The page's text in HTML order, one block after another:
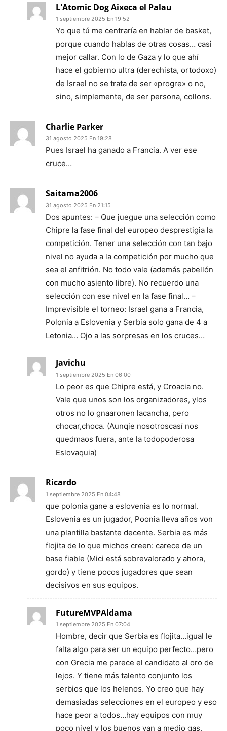
L'Atomic Dog Aixeca el Palau
1 septiembre 2025 En 19:52
Yo que tú me centraría en hablar de basket,
porque cuando hablas de otras cosas… casi
mejor callar. Con lo de Gaza y lo que ahí
hace el gobierno ultra (derechista, ortodoxo)
de Israel no se trata de ser «progre» o no,
sino, simplemente, de ser persona, collons.
Charlie Parker
31 agosto 2025 En 19:28
Pues Israel ha ganado a Francia. A ver ese
cruce…
Saitama2006
31 agosto 2025 En 21:15
Dos apuntes: – Que juegue una selección como
Chipre la fase final del europeo desprestigia la
competición. Tener una selección con tan bajo
nivel no ayuda a la competición por mucho que
sea el anfitrión. No todo vale (además pabellón
con mucho asiento libre). No recuerdo una
selección con ese nivel en la fase final… –
Imprevisible el torneo: Israel gana a Francia,
Polonia a Eslovenia y Serbia solo gana de 4 a
Letonia… Ojo a las sorpresas en los cruces…
Javichu
1 septiembre 2025 En 06:00
Lo peor es que Chipre está, y Croacia no.
Vale que unos son los organizadores, ylos
otros no lo gnaaronen lacancha, pero
chocar,choca. (Aunqie nosotroscasí nos
quedmaos fuera, ante la todopoderosa
Eslovaquia)
Ricardo
1 septiembre 2025 En 04:48
que polonia gane a eslovenia es lo normal.
Eslovenia es un jugador, Poonia lleva años von
una plantilla bastante decente. Serbia es más
flojita de lo que michos creen: carece de un
base fiable (Mici está sobrevalorado y ahora,
gordo) y tiene pocos jugadores que sean
decisivos en sus equipos.
FutureMVPAldama
1 septiembre 2025 En 07:04
Hombre, decir que Serbia es flojita…igual le
falta algo para ser un equipo perfecto…pero
con Grecia me parece el candidato al oro de
lejos. Y tiene más talento conjunto los
serbios que los helenos. Yo creo que hay
demasiadas selecciones en el europeo y eso
hace peor a todos…hay equipos con muy
poco nivel y los buenos van a medio gas.